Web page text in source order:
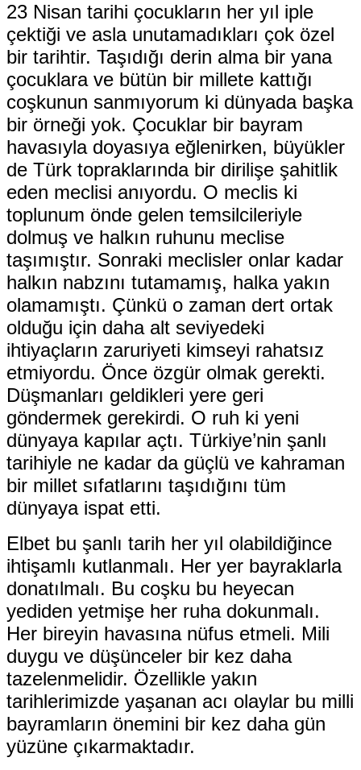
23 Nisan tarihi çocukların her yıl iple
çektiği ve asla unutamadıkları çok özel
bir tarihtir. Taşıdığı derin alma bir yana
çocuklara ve bütün bir millete kattığı
coşkunun sanmıyorum ki dünyada başka
bir örneği yok. Çocuklar bir bayram
havasıyla doyasıya eğlenirken, büyükler
de Türk topraklarında bir dirilişe şahitlik
eden meclisi anıyordu. O meclis ki
toplunum önde gelen temsilcileriyle
dolmuş ve halkın ruhunu meclise
taşımıştır. Sonraki meclisler onlar kadar
halkın nabzını tutamamış, halka yakın
olamamıştı. Çünkü o zaman dert ortak
olduğu için daha alt seviyedeki
ihtiyaçların zaruriyeti kimseyi rahatsız
etmiyordu. Önce özgür olmak gerekti.
Düşmanları geldikleri yere geri
göndermek gerekirdi. O ruh ki yeni
dünyaya kapılar açtı. Türkiye’nin şanlı
tarihiyle ne kadar da güçlü ve kahraman
bir millet sıfatlarını taşıdığını tüm
dünyaya ispat etti.
Elbet bu şanlı tarih her yıl olabildiğince
ihtişamlı kutlanmalı. Her yer bayraklarla
donatılmalı. Bu coşku bu heyecan
yediden yetmişe her ruha dokunmalı.
Her bireyin havasına nüfus etmeli. Mili
duygu ve düşünceler bir kez daha
tazelenmelidir. Özellikle yakın
tarihlerimizde yaşanan acı olaylar bu milli
bayramların önemini bir kez daha gün
yüzüne çıkarmaktadır.